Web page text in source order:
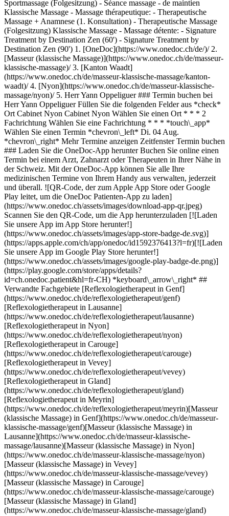
Sportmassage (Folgesitzung) - Séance massage - de maintien
Klassische Massage - Massage thérapeutique: - Therapeutische
Massage + Anamnese (1. Konsultation) - Therapeutische Massage
(Folgesitzung) Klassische Massage - Massage détente: - Signature
Treatment by Destination Zen (60') - Signature Treatment by
Destination Zen (90') 1. [OneDoc](https://www.onedoc.ch/de/)/ 2. [Masseur (klassische Massage)](https://www.onedoc.ch/de/masseur-klassische-massage)/ 3. [Kanton Waadt](https://www.onedoc.ch/de/masseur-klassische-massage/kanton-waadt)/ 4. [Nyon](https://www.onedoc.ch/de/masseur-klassische-massage/nyon)/ 5. Herr Yann Oppeliguer ### Termin buchen bei Herr Yann Oppeliguer Füllen Sie die folgenden Felder aus *check* Ort Cabinet Nyon Cabinet Nyon Wählen Sie einen Ort * * * 2 Fachrichtung Wählen Sie eine Fachrichtung * * * *touch\_app* Wählen Sie einen Termin *chevron\_left* Di. 04 Aug. *chevron\_right* Mehr Termine anzeigen Zeitfenster Termin buchen ### Laden Sie die OneDoc-App herunter Buchen Sie online einen Termin bei einem Arzt, Zahnarzt oder Therapeuten in Ihrer Nähe in der Schweiz. Mit der OneDoc-App können Sie alle Ihre medizinischen Termine von Ihrem Handy aus verwalten, jederzeit und überall. ![QR-Code, der zum Apple App Store oder Google Play leitet, um die OneDoc Patienten-App zu laden](https://www.onedoc.ch/assets/images/download-app-qr.jpeg) Scannen Sie den QR-Code, um die App herunterzuladen [![Laden Sie unsere App im App Store herunter!](https://www.onedoc.ch/assets/images/app-store-badge-de.svg)](https://apps.apple.com/ch/app/onedoc/id1592376413?l=fr)[![Laden Sie unsere App im Google Play Store herunter!](https://www.onedoc.ch/assets/images/google-play-badge-de.png)](https://play.google.com/store/apps/details?id=ch.onedoc.patient&hl=fr-CH) *keyboard\_arrow\_right* ## Verwandte Fachgebiete [Reflexologietherapeut in Genf](https://www.onedoc.ch/de/reflexologietherapeut/genf)[Reflexologietherapeut in Lausanne](https://www.onedoc.ch/de/reflexologietherapeut/lausanne)[Reflexologietherapeut in Nyon](https://www.onedoc.ch/de/reflexologietherapeut/nyon)[Reflexologietherapeut in Carouge](https://www.onedoc.ch/de/reflexologietherapeut/carouge)[Reflexologietherapeut in Vevey](https://www.onedoc.ch/de/reflexologietherapeut/vevey)[Reflexologietherapeut in Gland](https://www.onedoc.ch/de/reflexologietherapeut/gland)[Reflexologietherapeut in Meyrin](https://www.onedoc.ch/de/reflexologietherapeut/meyrin)[Masseur (klassische Massage) in Genf](https://www.onedoc.ch/de/masseur-klassische-massage/genf)[Masseur (klassische Massage) in Lausanne](https://www.onedoc.ch/de/masseur-klassische-massage/lausanne)[Masseur (klassische Massage) in Nyon](https://www.onedoc.ch/de/masseur-klassische-massage/nyon)[Masseur (klassische Massage) in Vevey](https://www.onedoc.ch/de/masseur-klassische-massage/vevey)[Masseur (klassische Massage) in Carouge](https://www.onedoc.ch/de/masseur-klassische-massage/carouge)[Masseur (klassische Massage) in Gland](https://www.onedoc.ch/de/masseur-klassische-massage/gland)[Masseur (klassische Massage) in Renens](https://www.onedoc.ch/de/masseur-klassische-massage/renens)[Masseur (klassische Massage) in Lutry](https://www.onedoc.ch/de/masseur-klassische-massage/lutry)[Masseur (klassische Massage) in Morges](https://www.onedoc.ch/de/masseur-klassische-massage/morges)[Masseur (klassische Massage) in Le Mont-sur-Lausanne](https://www.onedoc.ch/de/masseur-klassische-massage/le-mont-sur-lausanne)[Masseur (klassische Massage) in La Tour-de-Peilz](https://www.onedoc.ch/de/masseur-klassische-massage/la-tour-de-peilz)[Masseur (klassische Massage) in Préverenges](https://www.onedoc.ch/de/masseur-klassische-massage/preverenges)[Masseur (klassische Massage) in Epalinges](https://www.onedoc.ch/de/masseur-klassische-massage/epalinges)[Masseur (klassische Massage) in Pully](https://www.onedoc.ch/de/masseur-klassische-massage/pully) *keyboard\_arrow\_right* ## Beliebte Suchbegriffe [Physiotherapeut in Genf](https://www.onedoc.ch/de/physiotherapeut/genf)[Psychologe in Genf](https://www.onedoc.ch/de/psychologe/genf)[Physiotherapeut in Lausanne](https://www.onedoc.ch/de/physiotherapeut/lausanne)[Hausarzt (Allgemeinmedizin) in Genf](https://www.onedoc.ch/de/hausarzt-allgemeinmedizin/genf)[Manuelle Lymphdrainage Therapeut in Genf](https://www.onedoc.ch/de/manuelle-lymphdrainage-therapeut/genf)[Masseur (klassische Massage) in Genf](https://www.onedoc.ch/de/masseur-klassische-massage/genf)[Facharzt für Allgemeine Innere Medizin in Genf](https://www.onedoc.ch/de/facharzt-fur-allgemeine-innere-medizin/genf)[Reflexologietherapeut in Genf](https://www.onedoc.ch/de/reflexologietherapeut/genf)[Zahnarzt in Genf](https://www.onedoc.ch/de/zahnarzt/genf)[Psychologe in Lausanne](https://www.onedoc.ch/de/psychologe/lausanne)[Akupunkteur in Genf](https://www.onedoc.ch/de/akupunkteur/genf)[Masseur (klassische Massage) in Lausanne](https://www.onedoc.ch/de/masseur-klassische-massage/lausanne)[Osteopath in Lausanne](https://www.onedoc.ch/de/osteopath/lausanne)[Hausarzt (Allgemeinmedizin) in Lausanne](https://www.onedoc.ch/de/hausarzt-allgemeinmedizin/lausanne)[Spezialist für Traditionelle Chinesische Medizin (TCM) in Genf](https://www.onedoc.ch/de/spezialist-fur-traditionelle-chinesische-medizin-tcm/genf)[Sportphysiotherapeut in Genf](https://www.onedoc.ch/de/sportphysiotherapeut/genf)[Gynäkologe (Frauenarzt und Geburtshelfer) in Genf](https://www.onedoc.ch/de/gynakologe-frauenarzt-und-geburtshelfer/genf)[Psychotherapeut in Genf](https://www.onedoc.ch/de/psychotherapeut/genf)[Masseur (therapeutische Massage) in Genf](https://www.onedoc.ch/de/masseur-therapeutische-massage/genf)[Osteopath in Genf](https://www.onedoc.ch/de/osteopath/genf)[WAM Ernährungstherapeut in Genf](https://www.onedoc.ch/de/wam-ernahrungstherapeut/genf) *keyboard\_arrow\_right* ## Finden Sie einen Arzt oder Therapeuten [Ärzte- und Therapeutenverzeichnis](https://www.onedoc.ch/de/verzeichnis) [A](https://www.onedoc.ch/de/verzeichnis/A) [B](https://www.onedoc.ch/de/verzeichnis/B) [C](https://www.onedoc.ch/de/verzeichnis/C) [D](https://www.onedoc.ch/de/verzeichnis/D) [E](https://www.onedoc.ch/de/verzeichnis/E) [F](https://www.onedoc.ch/de/verzeichnis/F) [G](https://www.onedoc.ch/de/verzeichnis/G) [H](https://www.onedoc.ch/de/verzeichnis/H) [I](https://www.onedoc.ch/de/verzeichnis/I) [J](https://www.onedoc.ch/de/verzeichnis/J) [K](https://www.onedoc.ch/de/verzeichnis/K) [L](https://www.onedoc.ch/de/verzeichnis/L) [M](https://www.onedoc.ch/de/verzeichnis/M) [N](https://www.onedoc.ch/de/verzeichnis/N) [O](https://www.onedoc.ch/de/verzeichnis/O) [P](https://www.onedoc.ch/de/verzeichnis/P) [Q](https://www.onedoc.ch/de/verzeichnis/Q) [R](https://www.onedoc.ch/de/verzeichnis/R) [S](https://www.onedoc.ch/de/verzeichnis/S) [T](https://www.onedoc.ch/de/verzeichnis/T) [U](https://www.onedoc.ch/de/verzeichnis/U) [V](https://www.onedoc.ch/de/verzeichnis/V) [W](https://www.onedoc.ch/de/verzeichnis/W) [X](https://www.onedoc.ch/de/verzeichnis/X) [Y](https://www.onedoc.ch/de/verzeichnis/Y) [Z](https://www.onedoc.ch/de/verzeichnis/Z) ## OneDoc [Ich bin Gesundheitsfachperson](https://info.onedoc.ch/de/) [Über uns](https://info.onedoc.ch/de/unsere-mission/) [Presse](https://info.onedoc.ch/de/media/) [Karriere](https://career.onedoc.ch/de) [Datenschutzzentrum](https://privacy.onedoc.ch/de/) [Verwaltung der Cookies](javascript:Didomi.preferences.show%28%29) [Hilfezentrum](https://help.onedoc.ch/de/) ## Sprachen [Deutsch](https://www.onedoc.ch/de/masseur-klassische-massage/nyon/pcm10/yann-oppeliguer) [Français](https://www.onedoc.ch/fr/masseur-classique/nyon/pcm10/yann-oppeliguer) [Italiano](https://www.onedoc.ch/it/massaggiatore-classico/nyon/pcm10/yann-oppeliguer) [English](https://www.onedoc.ch/en/classic-massage-therapist/nyon/pcm10/yann-oppeliguer) ## Verwandte Fachgebiete [Reflexologietherapeut in Genf](https://www.onedoc.ch/de/reflexologietherapeut/genf) [Reflexologietherapeut in Lausanne](https://www.onedoc.ch/de/reflexologietherapeut/lausanne) [Reflexologietherapeut in Nyon](https://www.onedoc.ch/de/reflexologietherapeut/nyon) [Reflexologietherapeut in Carouge](https://www.onedoc.ch/de/reflexologietherapeut/carouge) [Reflexologietherapeut in Vevey](https://www.onedoc.ch/de/reflexologietherapeut/vevey) [Reflexologietherapeut in Gland](https://www.onedoc.ch/de/reflexologietherapeut/gland) [Reflexologietherapeut in Meyrin](https://www.onedoc.ch/de/reflexologietherapeut/meyrin) [Masseur (klassische Massage) in Genf](https://www.onedoc.ch/de/masseur-klassische-massage/genf) [Masseur (klassische Massage) in Lausanne](https://www.onedoc.ch/de/masseur-klassische-massage/lausanne) [Masseur (klassische Massage) in Nyon](https://www.onedoc.ch/de/masseur-klassische-massage/nyon) [Masseur (klassische Massage) in Vevey](https://www.onedoc.ch/de/masseur-klassische-massage/vevey) [Masseur (klassische Massage) in Carouge](https://www.onedoc.ch/de/masseur-klassische-massage/carouge) [Masseur (klassische Massage) in Gland](https://www.onedoc.ch/de/masseur-klassische-massage/gland) [Masseur (klassische Massage) in Renens](https://www.onedoc.ch/de/masseur-klassische-massage/renens) [Masseur (klassische Massage) in Lutry](https://www.onedoc.ch/de/masseur-klassische-massage/lutry) [Masseur (klassische Massage) in Morges](https://www.onedoc.ch/de/masseur-klassische-massage/morges) [Masseur (klassische Massage) in Le Mont-sur-Lausanne](https://www.onedoc.ch/de/masseur-klassische-massage/le-mont-sur-lausanne) [Masseur (klassische Massage) in La Tour-de-Peilz](https://www.onedoc.ch/de/masseur-klassische-massage/la-tour-de-peilz) [Masseur (klassische Massage) in Préverenges](https://www.onedoc.ch/de/masseur-klassische-massage/preverenges) [Masseur (klassische Massage) in Epalinges](https://www.onedoc.ch/de/masseur-klassische-massage/epalinges) [Masseur (klassische Massage) in Pully](https://www.onedoc.ch/de/masseur-klassische-massage/pully) ## Beliebte Suchbegriffe [Physiotherapie in Genf](https://www.onedoc.ch/de/physiotherapeut/genf) [Psychologe in Genf](https://www.onedoc.ch/de/psychologe/genf) [Physiotherapie in Lausanne](https://www.onedoc.ch/de/physiotherapeut/lausanne) [Hausarzt (Allgemeinmedizin) in Genf](https://www.onedoc.ch/d